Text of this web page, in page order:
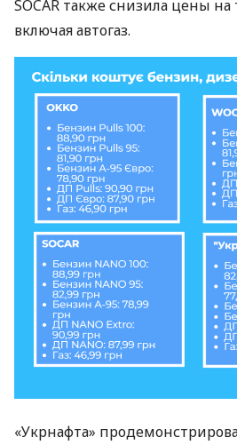
SOCAR также снизила цены на
включая автогаз.
«Укрнафта»